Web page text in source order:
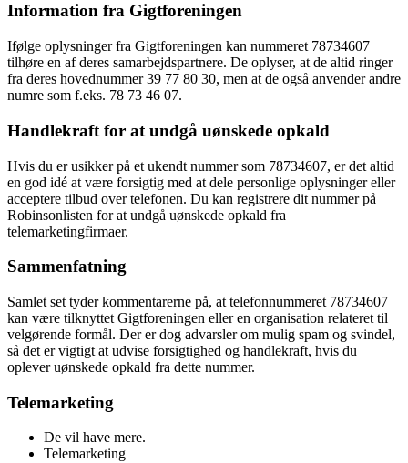
Information fra Gigtforeningen
Ifølge oplysninger fra Gigtforeningen kan nummeret 78734607
tilhøre en af deres samarbejdspartnere. De oplyser, at de altid ringer
fra deres hovednummer 39 77 80 30, men at de også anvender andre
numre som f.eks. 78 73 46 07.
Handlekraft for at undgå uønskede opkald
Hvis du er usikker på et ukendt nummer som 78734607, er det altid
en god idé at være forsigtig med at dele personlige oplysninger eller
acceptere tilbud over telefonen. Du kan registrere dit nummer på
Robinsonlisten for at undgå uønskede opkald fra
telemarketingfirmaer.
Sammenfatning
Samlet set tyder kommentarerne på, at telefonnummeret 78734607
kan være tilknyttet Gigtforeningen eller en organisation relateret til
velgørende formål. Der er dog advarsler om mulig spam og svindel,
så det er vigtigt at udvise forsigtighed og handlekraft, hvis du
oplever uønskede opkald fra dette nummer.
Telemarketing
De vil have mere.
Telemarketing